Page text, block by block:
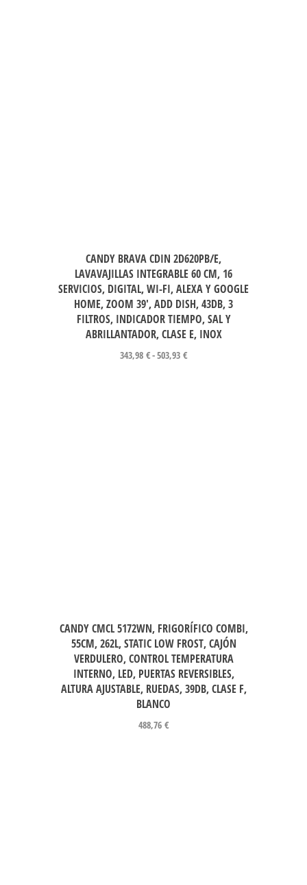
CANDY BRAVA CDIN 2D620PB/E,
LAVAVAJILLAS INTEGRABLE 60 CM, 16
SERVICIOS, DIGITAL, WI-FI, ALEXA Y GOOGLE
HOME, ZOOM 39′, ADD DISH, 43DB, 3
FILTROS, INDICADOR TIEMPO, SAL Y
ABRILLANTADOR, CLASE E, INOX
343,98 €-503,93 €
CANDY CMCL 5172WN, FRIGORÍFICO COMBI,
55CM, 262L, STATIC LOW FROST, CAJÓN
VERDULERO, CONTROL TEMPERATURA
INTERNO, LED, PUERTAS REVERSIBLES,
ALTURA AJUSTABLE, RUEDAS, 39DB, CLASE F,
BLANCO
488,76 €